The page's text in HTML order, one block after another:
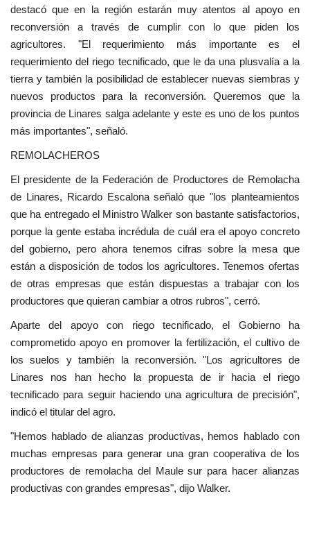
destacó que en la región estarán muy atentos al apoyo en
reconversión a través de cumplir con lo que piden los
agricultores. "El requerimiento más importante es el
requerimiento del riego tecnificado, que le da una plusvalía a la
tierra y también la posibilidad de establecer nuevas siembras y
nuevos productos para la reconversión. Queremos que la
provincia de Linares salga adelante y este es uno de los puntos
más importantes", señaló.
REMOLACHEROS
El presidente de la Federación de Productores de Remolacha
de Linares, Ricardo Escalona señaló que "los planteamientos
que ha entregado el Ministro Walker son bastante satisfactorios,
porque la gente estaba incrédula de cuál era el apoyo concreto
del gobierno, pero ahora tenemos cifras sobre la mesa que
están a disposición de todos los agricultores. Tenemos ofertas
de otras empresas que están dispuestas a trabajar con los
productores que quieran cambiar a otros rubros", cerró.
Aparte del apoyo con riego tecnificado, el Gobierno ha
comprometido apoyo en promover la fertilización, el cultivo de
los suelos y también la reconversión. "Los agricultores de
Linares nos han hecho la propuesta de ir hacia el riego
tecnificado para seguir haciendo una agricultura de precisión",
indicó el titular del agro.
"Hemos hablado de alianzas productivas, hemos hablado con
muchas empresas para generar una gran cooperativa de los
productores de remolacha del Maule sur para hacer alianzas
productivas con grandes empresas", dijo Walker.